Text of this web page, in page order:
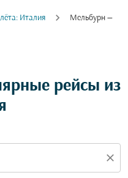
Италия
Мельбурн —
рейсы из
close